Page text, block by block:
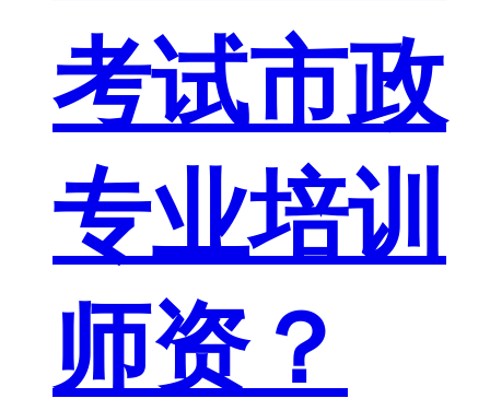
考试市政
专业培训
师资？